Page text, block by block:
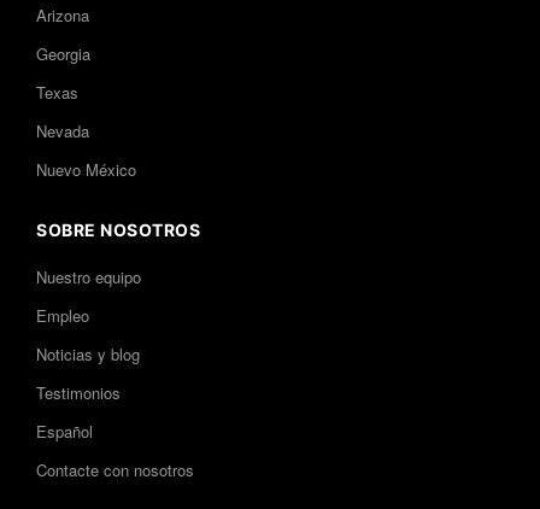
Arizona
Georgia
Texas
Nevada
Nuevo México
SOBRE NOSOTROS
Nuestro equipo
Empleo
Noticias y blog
Testimonios
Español
Contacte con nosotros